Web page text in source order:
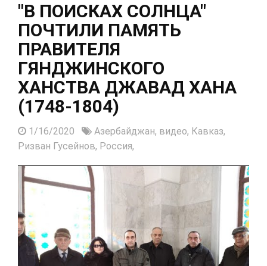
"В ПОИСКАХ СОЛНЦА"
ПОЧТИЛИ ПАМЯТЬ
ПРАВИТЕЛЯ
ГЯНДЖИНСКОГО
ХАНСТВА ДЖАВАД ХАНА
(1748-1804)
1/16/2020 Азербайджан, видео, Кавказ,
Ризван Гусейнов, Россия,